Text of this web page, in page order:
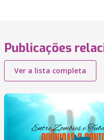
Publicações
Ver a lista completa